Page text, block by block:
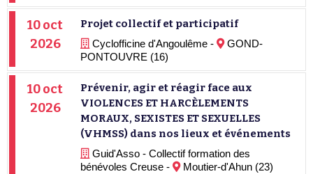
10 oct
2026
Projet collectif et participatif
Cyclofficine d'Angoulême -
GOND-
PONTOUVRE (16)
10 oct
2026
Prévenir, agir et réagir face aux
VIOLENCES ET HARCÈLEMENTS
MORAUX, SEXISTES ET SEXUELLES
(VHMSS) dans nos lieux et événements
Guid'Asso - Collectif formation des
bénévoles Creuse -
Moutier-d'Ahun (23)